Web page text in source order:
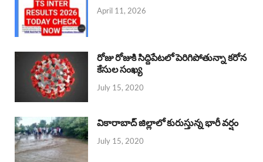
April 11, 2026
రోజు రోజుకి సిద్దిపేటలో పెరిగిపోతున్నా కరోన
కేసుల సంఖ్య
July 15, 2020
వికారాబాద్ జిల్లాలో కురుస్తున్న భారీ వర్షం
July 15, 2020